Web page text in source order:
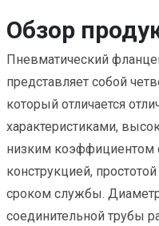
Обзор
Пневматический
представляет собой
который отличается
характеристиками,
низким коэффициентом
конструкцией,
сроком службы.
соединительной трубы